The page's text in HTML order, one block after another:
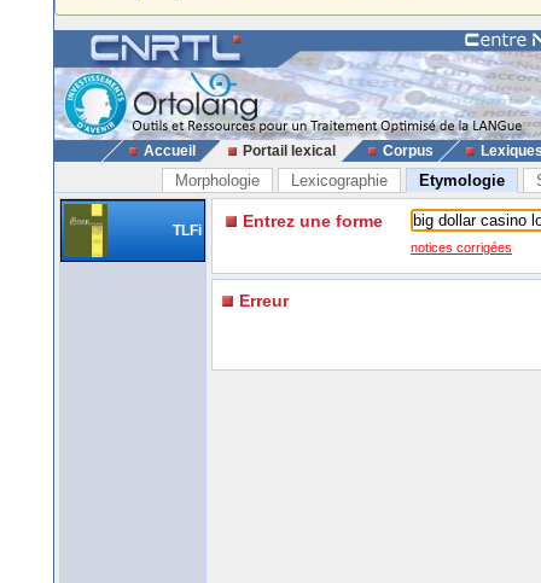
Accueil Portail lexical Corpus
Morphologie Lexicographie Etymologie
TLFi Entrez une forme
notices corrigées
Erreur